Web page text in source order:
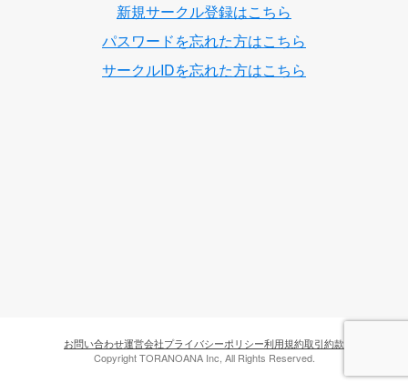
新規サークル登録はこちら
パスワードを忘れた方はこちら
サークルIDを忘れた方はこちら
お問い合わせ運営会社プライバシーポリシー利用規約取引約款
Copyright TORANOANA Inc, All Rights Reserved.